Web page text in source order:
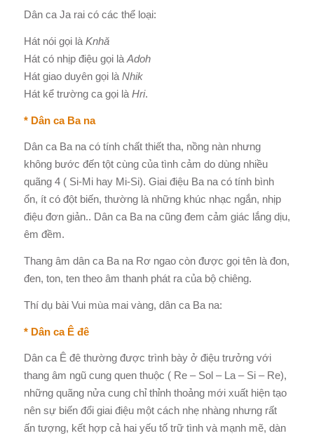
Dân ca Ja rai có các thể loại:
Hát nói gọi là Knhă
Hát có nhịp điệu gọi là Adoh
Hát giao duyên gọi là Nhik
Hát kể trường ca gọi là Hri.
* Dân ca Ba na
Dân ca Ba na có tính chất thiết tha, nồng nàn nhưng
không bước đến tột cùng của tình cảm do dùng nhiều
quãng 4 ( Si-Mi hay Mi-Si). Giai điệu Ba na có tính bình
ổn, ít có đột biến, thường là những khúc nhạc ngắn, nhịp
điệu đơn giản.. Dân ca Ba na cũng đem cảm giác lắng dịu,
êm đềm.
Thang âm dân ca Ba na Rơ ngao còn được gọi tên là đon,
đen, ton, ten theo âm thanh phát ra của bộ chiêng.
Thí dụ bài Vui mùa mai vàng, dân ca Ba na:
* Dân ca Ê đê
Dân ca Ê đê thường được trình bày ở điệu trưởng với
thang âm ngũ cung quen thuộc ( Re – Sol – La – Si – Re),
những quãng nửa cung chỉ thỉnh thoảng mới xuất hiện tạo
nên sự biến đổi giai điệu một cách nhẹ nhàng nhưng rất
ấn tượng, kết hợp cả hai yếu tố trữ tình và mạnh mẽ, dàn